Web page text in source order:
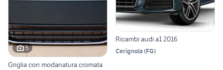
5
Griglia con modanatura cromata
Ricambi audi a1 2016
Cerignola (FG)